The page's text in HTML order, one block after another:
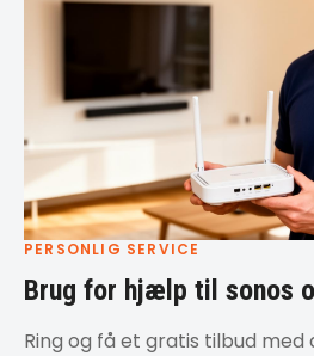
PERSONLIG SERVICE
Brug for hjælp til sonos
Ring og få et gratis tilbud med